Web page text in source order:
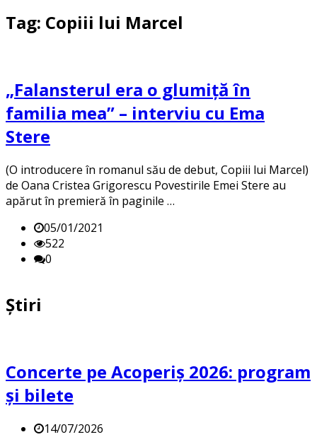
Tag: Copiii lui Marcel
„Falansterul era o glumiţă în
familia mea” – interviu cu Ema
Stere
(O introducere în romanul său de debut, Copiii lui Marcel)
de Oana Cristea Grigorescu Povestirile Emei Stere au
apărut în premieră în paginile …
05/01/2021
522
0
Știri
Concerte pe Acoperiș 2026: program
și bilete
14/07/2026